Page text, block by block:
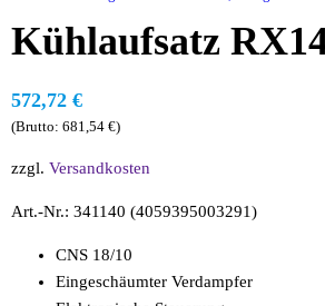
Kühlaufsatz
572,72€
(Brutto:681,54€)
zzgl.Versandkosten
Art.-Nr.: 341140 (4059395003291)
CNS 18/10
Eingeschäumter Verdampfer